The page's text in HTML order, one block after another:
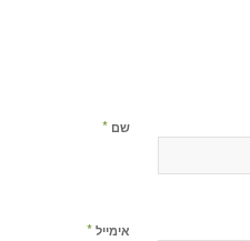
שם *
אימייל *